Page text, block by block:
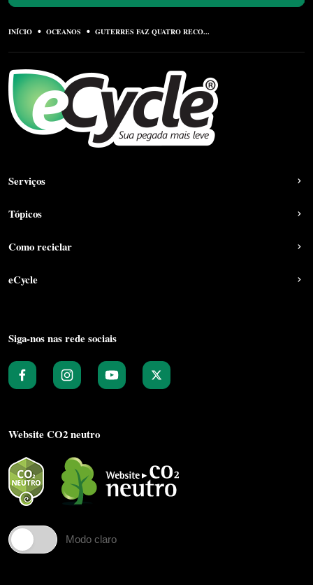
INÍCIO OCEANOS GUTERRES FAZ QUATRO RECO...
Serviços
Tópicos
Como reciclar
eCycle
Siga-nos nas rede sociais
Website CO2 neutro
Modo claro